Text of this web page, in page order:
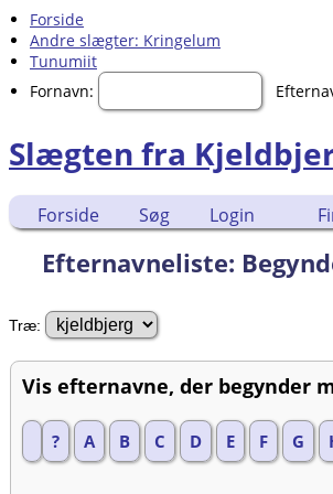
Forside
Andre slægter: Kringelum
Tunumiit
Fornavn:
Slægten fra
Forside Søg Login
Efternavneliste:
Træ:
Vis efternavne, der begynder
? A B C D E F G